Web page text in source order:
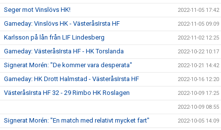
Seger mot Vinslövs HK! 2022-11-05 17:42
Gameday: Vinslövs HK - VästeråsIrsta HF 2022-11-05 09:09
Karlsson på lån från LIF Lindesberg 2022-11-02 12:25
Gameday: VästeråsIrsta HF - HK Torslanda 2022-10-22 10:17
Signerat Morén: "De kommer vara desperata" 2022-10-21 14:42
Gameday: HK Drott Halmstad - VästeråsIrsta HF 2022-10-16 12:20
VästeråsIrsta HF 32 - 29 Rimbo HK Roslagen 2022-10-09 17:25
2022-10-09 08:55
Signerat Morén: "En match med relativt mycket fart" 2022-10-05 14:09